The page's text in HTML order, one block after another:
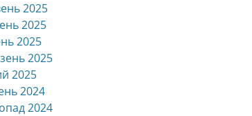
2025
2025
2025
2025
2025
2024
2024